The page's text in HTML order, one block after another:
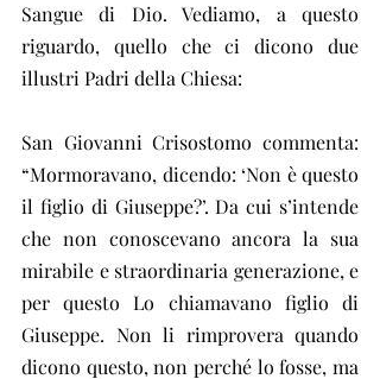
Sangue di Dio. Vediamo, a questo
riguardo, quello che ci dicono due
illustri Padri della Chiesa:
San Giovanni Crisostomo commenta:
“Mormoravano, dicendo: ‘Non è questo
il figlio di Giuseppe?’. Da cui s’intende
che non conoscevano ancora la sua
mirabile e straordinaria generazione, e
per questo Lo chiamavano figlio di
Giuseppe. Non li rimprovera quando
dicono questo, non perché lo fosse, ma